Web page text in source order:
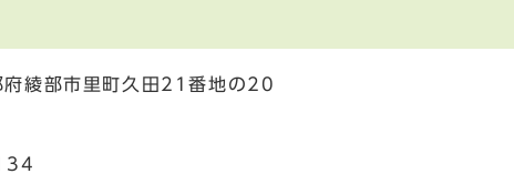
綾部市里町久田21番地の20